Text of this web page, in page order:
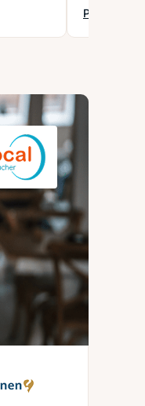
Profil
: Beator